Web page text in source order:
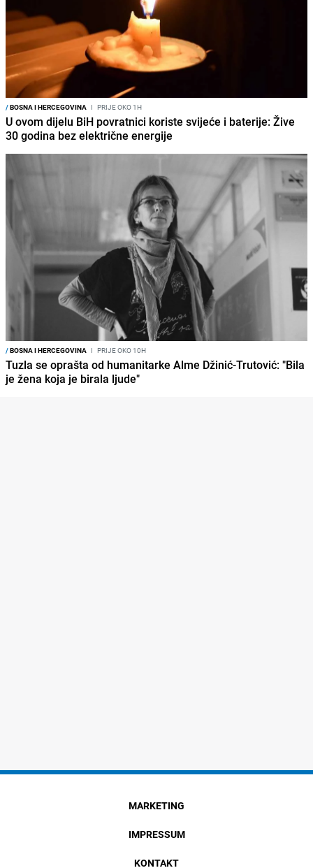
/BOSNA I HERCEGOVINA I PRIJE OKO 1H
U ovom dijelu BiH povratnici koriste svijeće i baterije: Žive
30 godina bez električne energije
/BOSNA I HERCEGOVINA I PRIJE OKO 10H
Tuzla se oprašta od humanitarke Alme Džinić-Trutović: "Bila
je žena koja je birala ljude"
MARKETING
IMPRESSUM
KONTAKT